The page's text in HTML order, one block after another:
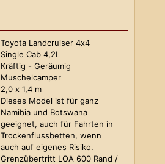
Toyota Landcruiser 4x4
Single Cab 4,2L
Kräftig - Geräumig
Muschelcamper
2,0 x 1,4 m
Dieses Model ist für ganz
Namibia und Botswana
geeignet, auch für Fahrten in
Trockenflussbetten, wenn
auch auf eigenes Risiko.
Grenzübertritt LOA 600 Rand /